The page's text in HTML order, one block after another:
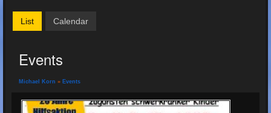
List Calendar
Events
Michael Korn » Events